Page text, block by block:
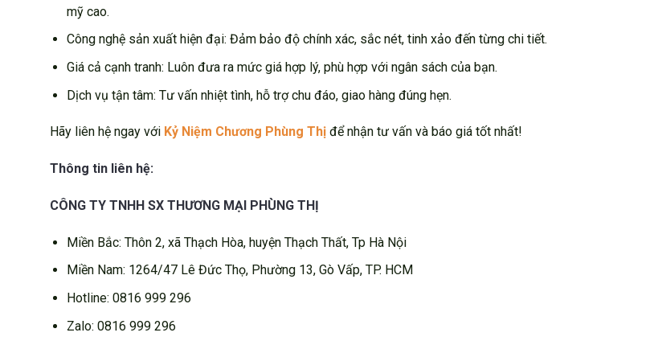
mỹ cao.
Công nghệ sản xuất hiện đại: Đảm bảo độ chính xác, sắc nét, tinh xảo đến từng chi tiết.
Giá cả cạnh tranh: Luôn đưa ra mức giá hợp lý, phù hợp với ngân sách của bạn.
Dịch vụ tận tâm: Tư vấn nhiệt tình, hỗ trợ chu đáo, giao hàng đúng hẹn.
Hãy liên hệ ngay với Kỷ Niệm Chương Phùng Thị để nhận tư vấn và báo giá tốt nhất!
Thông tin liên hệ:
CÔNG TY TNHH SX THƯƠNG MẠI PHÙNG THỊ
Miền Bắc: Thôn 2, xã Thạch Hòa, huyện Thạch Thất, Tp Hà Nội
Miền Nam: 1264/47 Lê Đức Thọ, Phường 13, Gò Vấp, TP. HCM
Hotline: 0816 999 296
Zalo: 0816 999 296